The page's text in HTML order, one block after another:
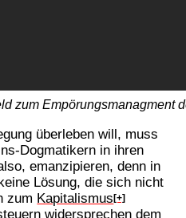
zum Empörungsmanagment
überleben will, muss
Dogmatikern in ihren
emanzipieren, denn in
Lösung, die sich nicht
zum Kapitalismus[+]
widersprechen dem